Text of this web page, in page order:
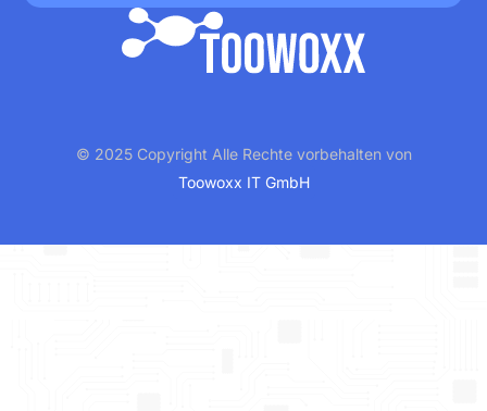
© 2025 Copyright Alle Rechte vorbehalten von
Toowoxx IT GmbH